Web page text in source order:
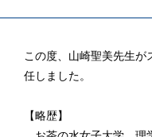
この度、山崎聖美先生
任しました。
【略歴】